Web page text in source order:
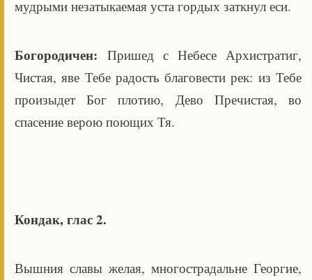
мудрыми незатыкаемая уста гордых заткнул еси.
Богородичен: Пришед с Небесе Архистратиг,
Чистая, яве Тебе радость благовести рек: из Тебе
произыдет Бог плотию, Дево Пречистая, во
спасение верою поющих Тя.
Кондак, глас 2.
Вышния славы желая, многострадальне Георгие,